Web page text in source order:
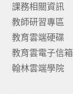
課務相關資訊
教師研習專區
教育雲端硬碟
教育雲電子信箱
翰林雲端學院